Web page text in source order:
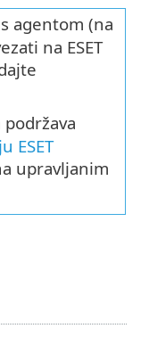
agentom (na
na ESET
podržava
ESET
upravljanim